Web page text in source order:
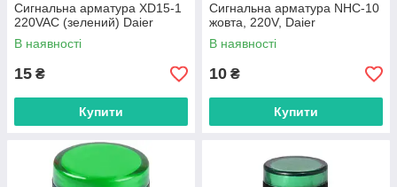
Сигнальна арматура XD15-1
220VAC (зелений) Daier
В наявності
15 ₴
Купити
Сигнальна арматура NHC-10
жовта, 220V, Daier
В наявності
10 ₴
Купити